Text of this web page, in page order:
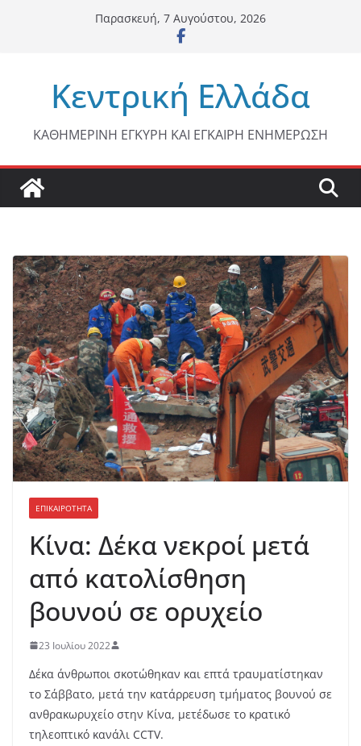
Παρασκευή, 7 Αυγούστου, 2026
Κεντρική Ελλάδα
ΚΑΘΗΜΕΡΙΝΗ ΕΓΚΥΡΗ ΚΑΙ ΕΓΚΑΙΡΗ ΕΝΗΜΕΡΩΣΗ
ΕΠΙΚΑΙΡΟΤΗΤΑ
Κίνα: Δέκα νεκροί μετά
από κατολίσθηση
βουνού σε ορυχείο
23 Ιουλίου 2022
Δέκα άνθρωποι σκοτώθηκαν και επτά τραυματίστηκαν
το Σάββατο, μετά την κατάρρευση τμήματος βουνού σε
ανθρακωρυχείο στην Κίνα, μετέδωσε το κρατικό
τηλεοπτικό κανάλι CCTV.